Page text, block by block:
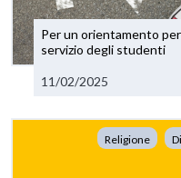
Per un orientamento
servizio degli studenti
11/02/2025
Religione